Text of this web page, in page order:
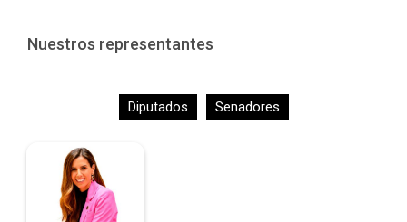
Nuestros representantes
Diputados Senadores
Alejandra Chedraui
Peralta
Diputada